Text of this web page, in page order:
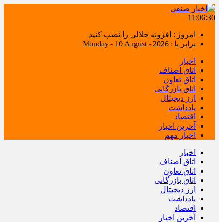
11:06:30
امروز : افزونه جلالی را نصب کنید.
برابر با : Monday - 10 August - 2026
اخبار
اتاق اصناف
اتاق تعاون
اتاق بازرگانی
ارز دیجیتال
یادداشت
اقتصاد
آخرین اخبار
اخبار مهم
اخبار
اتاق اصناف
اتاق تعاون
اتاق بازرگانی
ارز دیجیتال
یادداشت
اقتصاد
آخرین اخبار